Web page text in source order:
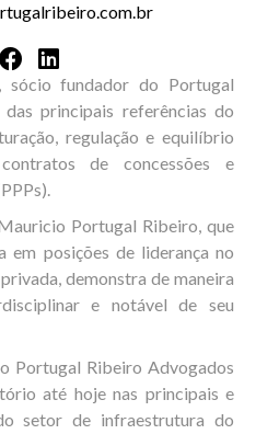
sócio fundador do Portugal
principais referências do
regulação e equilíbrio
de concessões e
Portugal Ribeiro, que
em posições de liderança no
demonstra de maneira
e notável de seu
Portugal Ribeiro Advogados
até hoje nas principais e
setor de infraestrutura do